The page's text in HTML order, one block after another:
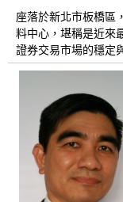
座落於新北市板橋區
料中心，堪稱是近來
證券交易市場的穩定